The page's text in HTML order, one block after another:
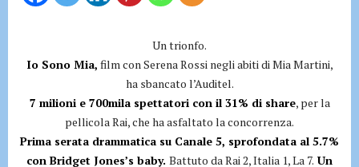
Un trionfo.
Io Sono Mia, film con Serena Rossi negli abiti di Mia Martini,
ha sbancato l’Auditel.
7 milioni e 700mila spettatori con il 31% di share, per la
pellicola Rai, che ha asfaltato la concorrenza.
Prima serata drammatica su Canale 5, sprofondata al 5.7%
con Bridget Jones’s baby. Battuto da Rai 2, Italia 1, La 7. Un